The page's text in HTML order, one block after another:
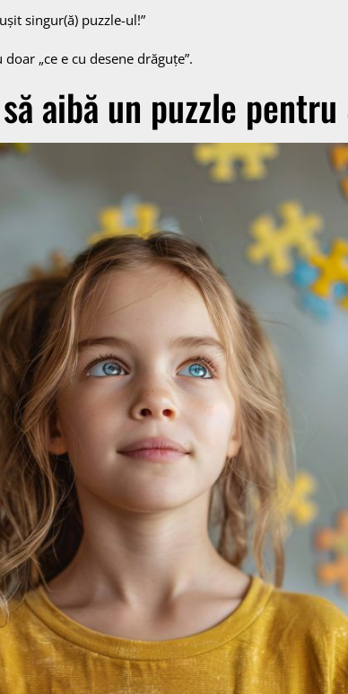
singur(ă) puzzle-ul!”
„ce e cu desene drăguțe”.
aibă un puzzle